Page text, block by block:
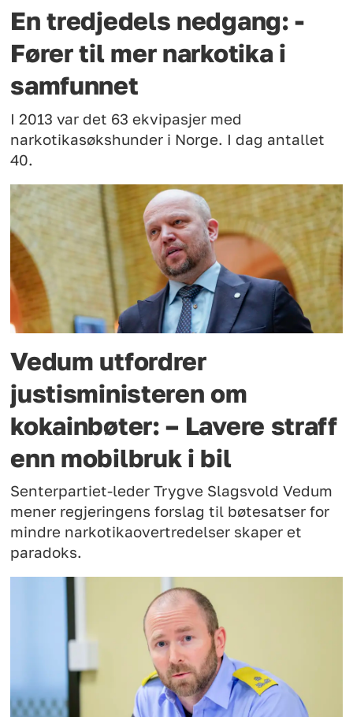
En tredjedels nedgang: -
Fører til mer narkotika i
samfunnet
I 2013 var det 63 ekvipasjer med
narkotikasøkshunder i Norge. I dag antallet
40.
Vedum utfordrer
justisministeren om
kokainbøter: – Lavere straff
enn mobilbruk i bil
Senterpartiet-leder Trygve Slagsvold Vedum
mener regjeringens forslag til bøtesatser for
mindre narkotikaovertredelser skaper et
paradoks.